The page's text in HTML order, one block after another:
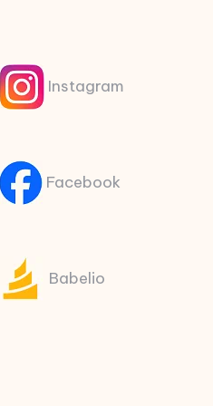
Instagram
Facebook
Babelio